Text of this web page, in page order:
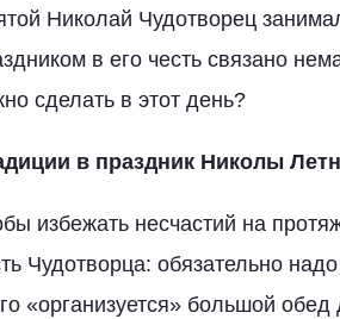
Николай Чудотворец
в его честь связано
сделать в этот день?
в праздник Николы
избежать несчастий на
Чудотворца: обязательно надо
«организуется» большой